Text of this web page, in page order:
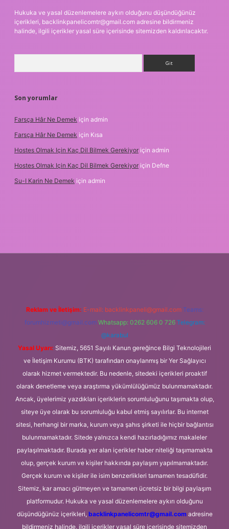
Hukuka ve yasal düzenlemelere aykırı olduğunu düşündüğünüz
içerikleri, backlinkpanelicomtr@gmail.com adresine bildirmeniz
halinde, ilgili içerikler yasal süre içerisinde sitemizden kaldırılacaktır.
Son yorumlar
Farsça Hâr Ne Demek için admin
Farsça Hâr Ne Demek için Kısa
Hostes Olmak Için Kaç Dil Bilmek Gerekiyor için admin
Hostes Olmak Için Kaç Dil Bilmek Gerekiyor için Defne
Su-I Karin Ne Demek için admin
Reklam ve İletişim: E-mail: backlinkpaneli@gmail.com Teams:
forumhizmeti@gmail.com Whatsapp: 0262 606 0 726 Telegram:
@karabul
Yasal Uyarı: Sitemiz, 5651 Sayılı Kanun gereğince Bilgi Teknolojileri
ve İletişim Kurumu (BTK) tarafından onaylanmış bir Yer Sağlayıcı
olarak hizmet vermektedir. Bu nedenle, sitedeki içerikleri proaktif
olarak denetleme veya araştırma yükümlülüğümüz bulunmamaktadır.
Ancak, üyelerimiz yazdıkları içeriklerin sorumluluğunu taşımakta olup,
siteye üye olarak bu sorumluluğu kabul etmiş sayılırlar. Bu internet
sitesi, herhangi bir marka, kurum veya şahıs şirketi ile hiçbir bağlantısı
bulunmamaktadır. Sitede yalnızca kendi hazırladığımız makaleler
paylaşılmaktadır. Burada yer alan içerikler haber niteliği taşımamakta
olup, gerçek kurum ve kişiler hakkında paylaşım yapılmamaktadır.
Gerçek kurum ve kişiler ile isim benzerlikleri tamamen tesadüfidir.
Sitemiz, kar amacı gütmeyen ve tamamen ücretsiz bir bilgi paylaşım
platformudur. Hukuka ve yasal düzenlemelere aykırı olduğunu
düşündüğünüz içerikleri, backlinkpanelicomtr@gmail.comadresine
bildirmeniz halinde, ilgili içerikler yasal süre içerisinde sitemizden